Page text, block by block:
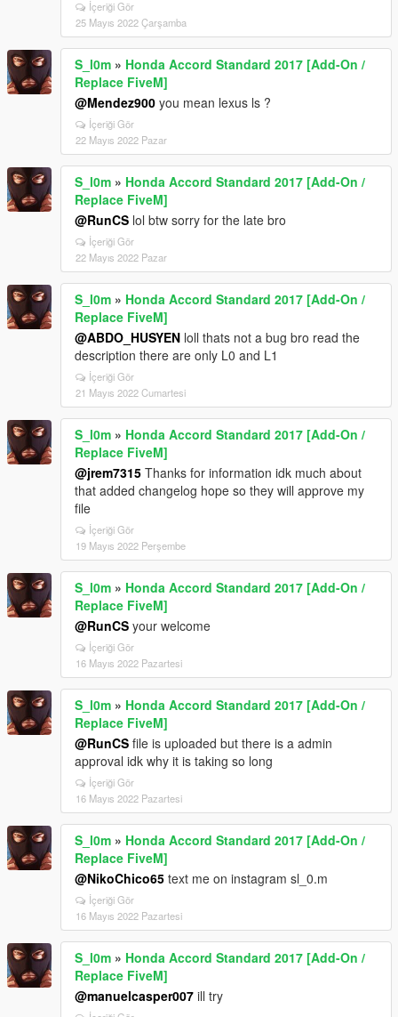
İçeriği Gör
25 Mayıs 2022 Çarşamba
S_l0m » Honda Accord Standard 2017 [Add-On /
Replace FiveM]
@Mendez900 you mean lexus ls ?
İçeriği Gör
22 Mayıs 2022 Pazar
S_l0m » Honda Accord Standard 2017 [Add-On /
Replace FiveM]
@RunCS lol btw sorry for the late bro
İçeriği Gör
22 Mayıs 2022 Pazar
S_l0m » Honda Accord Standard 2017 [Add-On /
Replace FiveM]
@ABDO_HUSYEN loll thats not a bug bro read the
description there are only L0 and L1
İçeriği Gör
21 Mayıs 2022 Cumartesi
S_l0m » Honda Accord Standard 2017 [Add-On /
Replace FiveM]
@jrem7315 Thanks for information idk much about
that added changelog hope so they will approve my
file
İçeriği Gör
19 Mayıs 2022 Perşembe
S_l0m » Honda Accord Standard 2017 [Add-On /
Replace FiveM]
@RunCS your welcome
İçeriği Gör
16 Mayıs 2022 Pazartesi
S_l0m » Honda Accord Standard 2017 [Add-On /
Replace FiveM]
@RunCS file is uploaded but there is a admin
approval idk why it is taking so long
İçeriği Gör
16 Mayıs 2022 Pazartesi
S_l0m » Honda Accord Standard 2017 [Add-On /
Replace FiveM]
@NikoChico65 text me on instagram sl_0.m
İçeriği Gör
16 Mayıs 2022 Pazartesi
S_l0m » Honda Accord Standard 2017 [Add-On /
Replace FiveM]
@manuelcasper007 ill try